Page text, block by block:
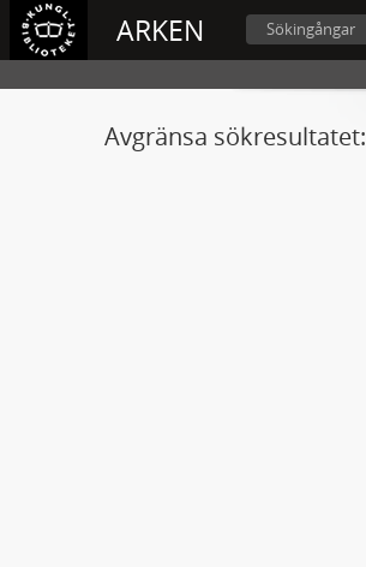
ARKEN Sökingångar
Avgränsa sökresultatet: